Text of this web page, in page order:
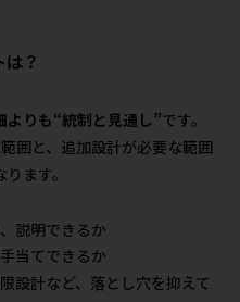
？
よりも“統制と見通し”です。
囲と、追加設計が必要な範囲
ます。
説明できるか
当てできるか
設計など、落とし穴を抑えて